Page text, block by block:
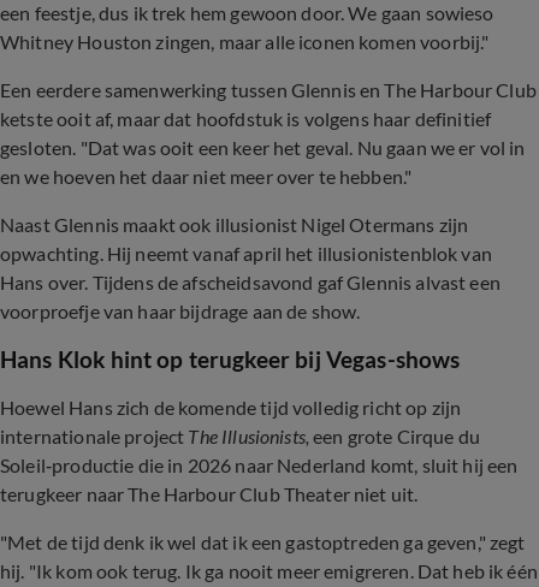
een feestje, dus ik trek hem gewoon door. We gaan sowieso
Whitney Houston zingen, maar alle iconen komen voorbij."
Een eerdere samenwerking tussen Glennis en The Harbour Club
ketste ooit af, maar dat hoofdstuk is volgens haar definitief
gesloten. "Dat was ooit een keer het geval. Nu gaan we er vol in
en we hoeven het daar niet meer over te hebben."
Naast Glennis maakt ook illusionist Nigel Otermans zijn
opwachting. Hij neemt vanaf april het illusionistenblok van
Hans over. Tijdens de afscheidsavond gaf Glennis alvast een
voorproefje van haar bijdrage aan de show.
Hans Klok hint op terugkeer bij Vegas-shows
Hoewel Hans zich de komende tijd volledig richt op zijn
internationale project The Illusionists, een grote Cirque du
Soleil‑productie die in 2026 naar Nederland komt, sluit hij een
terugkeer naar The Harbour Club Theater niet uit.
"Met de tijd denk ik wel dat ik een gastoptreden ga geven," zegt
hij. "Ik kom ook terug. Ik ga nooit meer emigreren. Dat heb ik één